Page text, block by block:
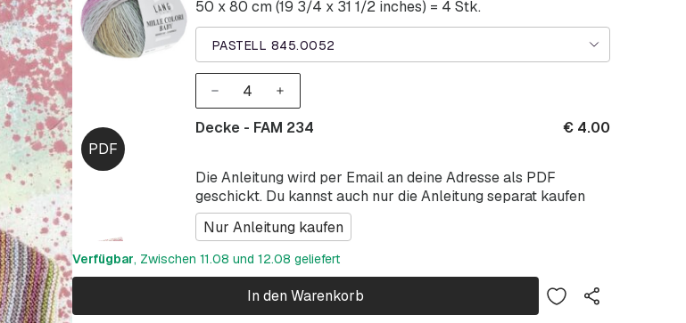
PASTELL 845.0052
50 x 80 cm (19 3/4 x 31 1/2 inches) = 4 Stk.
Die Anleitung wird per Email an deine Adresse als PDF
geschickt. Du kannst auch nur die Anleitung separat kaufen
Nur Anleitung kaufen
Decke - FAM 234 €4.00
Verfügbar, Zwischen 11.08 und 12.08 geliefert
In den Warenkorb